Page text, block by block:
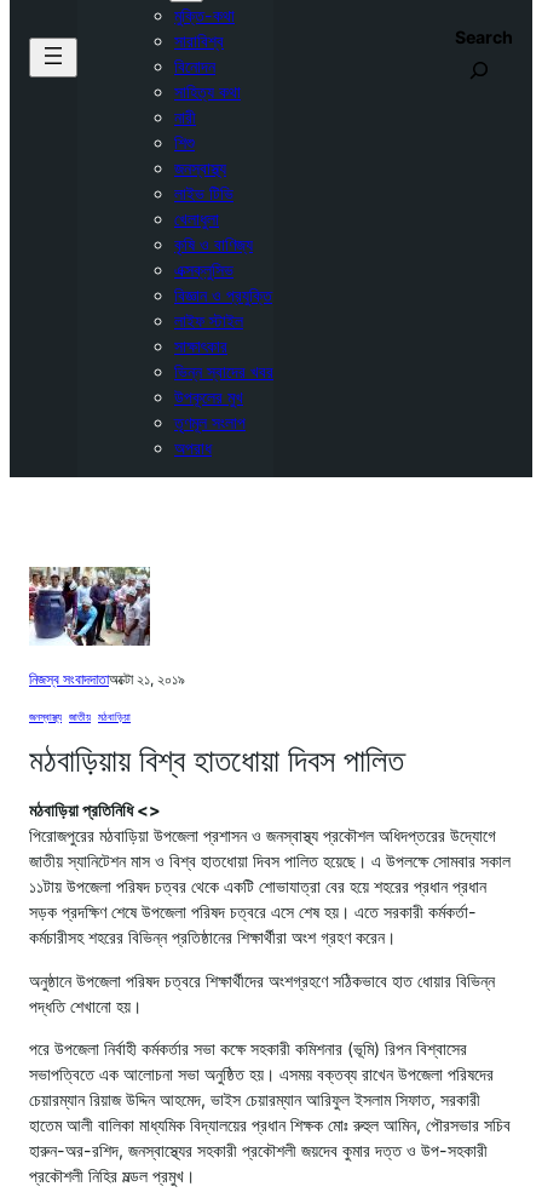
মুক্তি-কথা
সারাবিশ্ব
বিনোদন
সাহিত্য কথা
নারী
শিশু
জনস্বাস্থ্য
লাইভ টিভি
খেলাধুলা
কৃষি ও বাণিজ্য
এক্সক্লুসিভ
বিজ্ঞান ও প্রযুক্তি
লাইফ স্টাইল
সাক্ষাৎকার
ভিন্ন স্বাদের খবর
উপকূলের মুখ
তৃণমূল সংলাপ
অপরাধ
Search
নিজস্ব সংবাদদাতাঅক্টো ২১, ২০১৯
জনস্বাস্থ্য জাতীয় মঠবাড়িয়া
মঠবাড়িয়ায় বিশ্ব হাতধোয়া দিবস পালিত
মঠবাড়িয়া প্রতিনিধি <>
পিরোজপুরের মঠবাড়িয়া উপজেলা প্রশাসন ও জনস্বাস্থ্য প্রকৌশল অধিদপ্তরের উদ্যোগে
জাতীয় স্যানিটেশন মাস ও বিশ্ব হাতধোয়া দিবস পালিত হয়েছে। এ উপলক্ষে সোমবার সকাল
১১টায় উপজেলা পরিষদ চত্বর থেকে একটি শোভাযাত্রা বের হয়ে শহরের প্রধান প্রধান
সড়ক প্রদক্ষিণ শেষে উপজেলা পরিষদ চত্বরে এসে শেষ হয়। এতে সরকারী কর্মকর্তা-
কর্মচারীসহ শহরের বিভিন্ন প্রতিষ্ঠানের শিক্ষার্থীরা অংশ গ্রহণ করেন।
অনুষ্ঠানে উপজেলা পরিষদ চত্বরে শিক্ষার্থীদের অংশগ্রহণে সঠিকভাবে হাত ধোয়ার বিভিন্ন
পদ্ধতি শেখানো হয়।
পরে উপজেলা নির্বাহী কর্মকর্তার সভা কক্ষে সহকারী কমিশনার (ভূমি) রিপন বিশ্বাসের
সভাপত্বিতে এক আলোচনা সভা অনুষ্ঠিত হয়। এসময় বক্তব্য রাখেন উপজেলা পরিষদের
চেয়ারম্যান রিয়াজ উদ্দিন আহমেদ, ভাইস চেয়ারম্যান আরিফুল ইসলাম সিফাত, সরকারী
হাতেম আলী বালিকা মাধ্যমিক বিদ্যালয়ের প্রধান শিক্ষক মোঃ রুহুল আমিন, পৌরসভার সচিব
হারুন-অর-রশিদ, জনস্বাস্থ্যের সহকারী প্রকৌশলী জয়দেব কুমার দত্ত ও উপ-সহকারী
প্রকৌশলী নিহির মল্ডল প্রমুখ।